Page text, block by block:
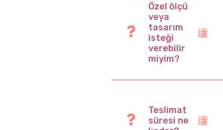
Özel ölçü
veya
tasarım
isteği
verebilir
miyim?
Teslimat
süresi ne